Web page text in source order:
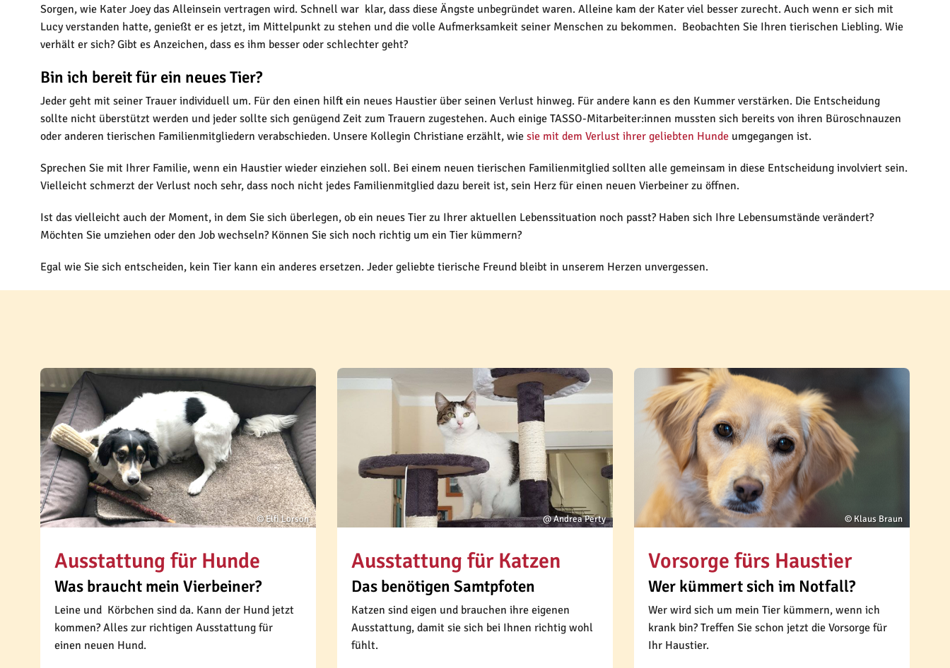
Sorgen, wie Kater Joey das Alleinsein vertragen wird. Schnell war klar, dass diese Ängste unbegründet waren. Alleine kam der Kater viel besser zurecht. Auch wenn er sich mit
Lucy verstanden hatte, genießt er es jetzt, im Mittelpunkt zu stehen und die volle Aufmerksamkeit seiner Menschen zu bekommen. Beobachten Sie Ihren tierischen Liebling. Wie
verhält er sich? Gibt es Anzeichen, dass es ihm besser oder schlechter geht?
Bin ich bereit für ein neues Tier?
Jeder geht mit seiner Trauer individuell um. Für den einen hilft ein neues Haustier über seinen Verlust hinweg. Für andere kann es den Kummer verstärken. Die Entscheidung
sollte nicht überstützt werden und jeder sollte sich genügend Zeit zum Trauern zugestehen. Auch einige TASSO-Mitarbeiter:innen mussten sich bereits von ihren Büroschnauzen
oder anderen tierischen Familienmitgliedern verabschieden. Unsere Kollegin Christiane erzählt, wie sie mit dem Verlust ihrer geliebten Hunde umgegangen ist.
Sprechen Sie mit Ihrer Familie, wenn ein Haustier wieder einziehen soll. Bei einem neuen tierischen Familienmitglied sollten alle gemeinsam in diese Entscheidung involviert sein.
Vielleicht schmerzt der Verlust noch sehr, dass noch nicht jedes Familienmitglied dazu bereit ist, sein Herz für einen neuen Vierbeiner zu öffnen.
Ist das vielleicht auch der Moment, in dem Sie sich überlegen, ob ein neues Tier zu Ihrer aktuellen Lebenssituation noch passt? Haben sich Ihre Lebensumstände verändert?
Möchten Sie umziehen oder den Job wechseln? Können Sie sich noch richtig um ein Tier kümmern?
Egal wie Sie sich entscheiden, kein Tier kann ein anderes ersetzen. Jeder geliebte tierische Freund bleibt in unserem Herzen unvergessen.
© Elfi Lorson
Ausstattung für Hunde
Was braucht mein Vierbeiner?
Leine und Körbchen sind da. Kann der Hund jetzt
kommen? Alles zur richtigen Ausstattung für
einen neuen Hund.
@ Andrea Perty
Ausstattung für Katzen
Das benötigen Samtpfoten
Katzen sind eigen und brauchen ihre eigenen
Ausstattung, damit sie sich bei Ihnen richtig wohl
fühlt.
© Klaus Braun
Vorsorge fürs Haustier
Wer kümmert sich im Notfall?
Wer wird sich um mein Tier kümmern, wenn ich
krank bin? Treffen Sie schon jetzt die Vorsorge für
Ihr Haustier.